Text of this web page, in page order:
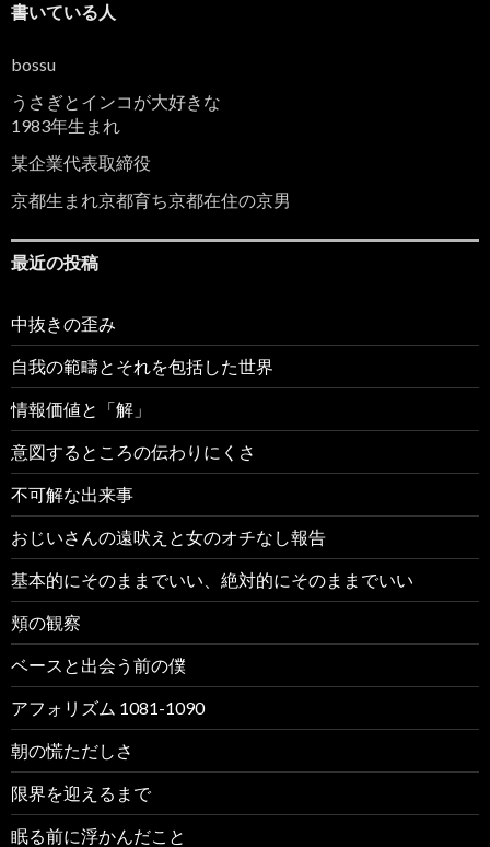
書いている人
bossu
うさぎとインコが大好きな
1983年生まれ
某企業代表取締役
京都生まれ京都育ち京都在住の京男
最近の投稿
中抜きの歪み
自我の範疇とそれを包括した世界
情報価値と「解」
意図するところの伝わりにくさ
不可解な出来事
おじいさんの遠吠えと女のオチなし報告
基本的にそのままでいい、絶対的にそのままでいい
頬の観察
ベースと出会う前の僕
アフォリズム 1081-1090
朝の慌ただしさ
限界を迎えるまで
眠る前に浮かんだこと